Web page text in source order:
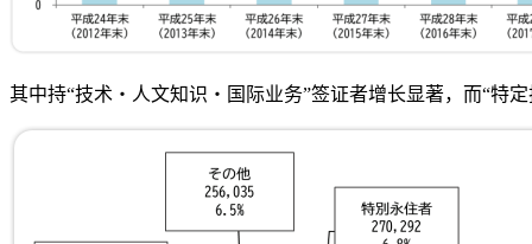
其中持“技术・人文知识・国际业务”签证者增长显著，而“特